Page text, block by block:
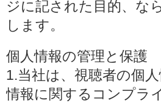
ジに記された目的、な
します。
個人情報の管理と保護
1.当社は、視聴者の個
情報に関するコンプラ